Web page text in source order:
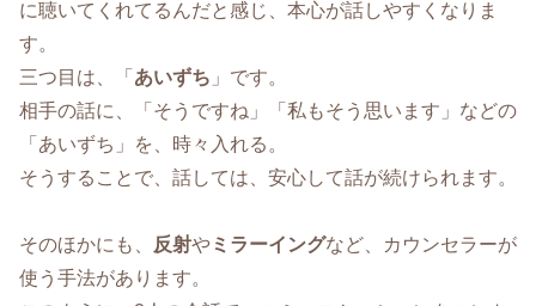
に聴いてくれてるんだと感じ、本心が話しやすくなりま
す。
三つ目は、「 あいずち 」です。
相手の話に、「そうですね」「私もそう思います」などの
「あいずち」を、時々入れる。
そうすることで、話しては、安心して話が続けられます。
そのほかにも、 反射やミラーイングなど、カウンセラーが
使う手法があります。